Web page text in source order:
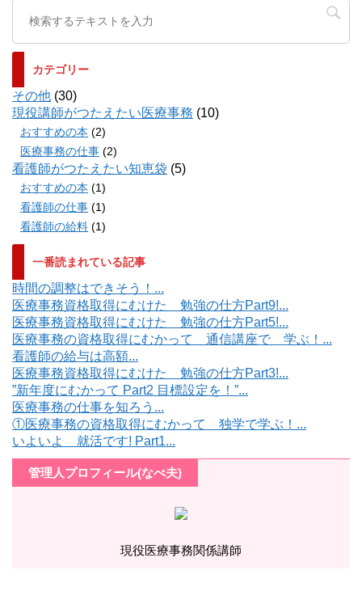
カテゴリー
その他 (30)
現役講師がつたえたい医療事務 (10)
おすすめの本 (2)
医療事務の仕事 (2)
看護師がつたえたい知恵袋 (5)
おすすめの本 (1)
看護師の仕事 (1)
看護師の給料 (1)
一番読まれている記事
時間の調整はできそう！...
医療事務資格取得にむけた 勉強の仕方Part9!...
医療事務資格取得にむけた 勉強の仕方Part5!...
医療事務の資格取得にむかって 通信講座で 学ぶ！...
看護師の給与は高額...
医療事務資格取得にむけた 勉強の仕方Part3!...
”新年度にむかって Part2 目標設定を！”...
医療事務の仕事を知ろう...
①医療事務の資格取得にむかって 独学で学ぶ！...
いよいよ 就活です! Part1...
管理人プロフィール(なべ夫)
現役医療事務関係講師